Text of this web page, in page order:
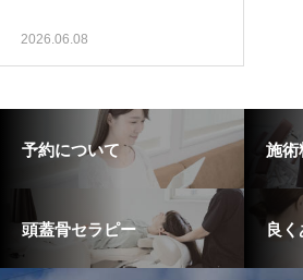
2026.06.08
予約について 施術
頭蓋骨セラピー 良